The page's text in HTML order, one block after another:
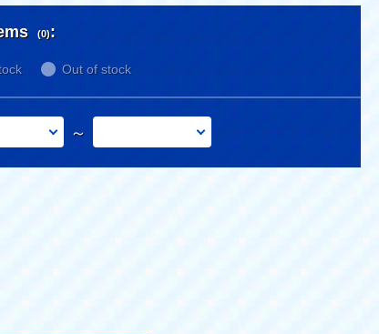
(0):
Out of stock
～